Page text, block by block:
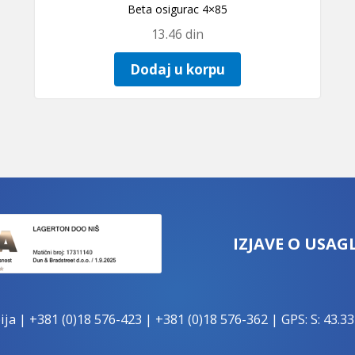
Beta osigurac 4×85
13.46 din
Dodaj u korpu
IZJAVE O
| +381 (0)18 576-423 | +381 (0)18 576-362 | GPS: S: